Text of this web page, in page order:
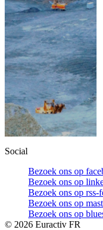
Social
Bezoek ons op
Bezoek ons op
Bezoek ons op rss-
Bezoek ons op
Bezoek ons op
© 2026 Euractiv FR